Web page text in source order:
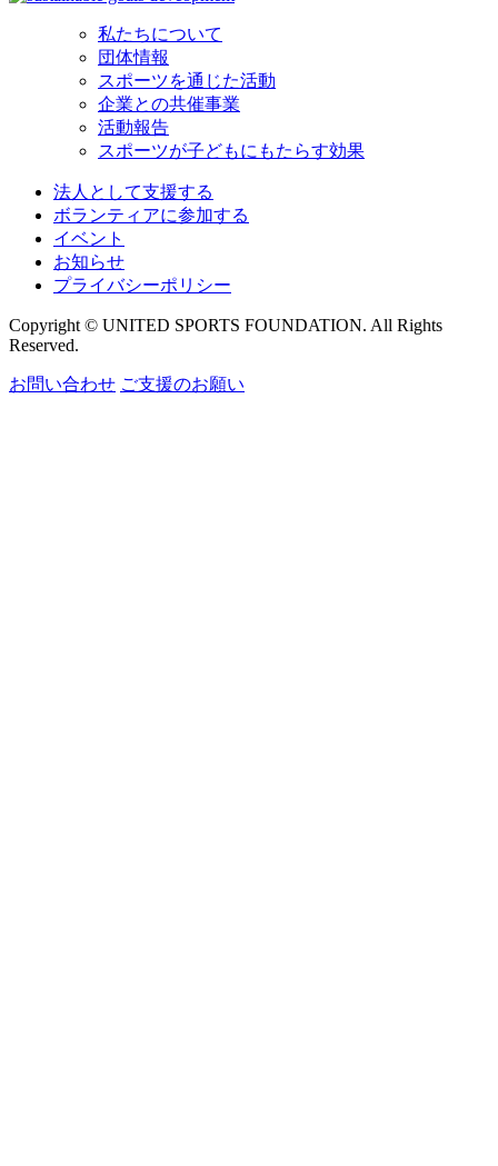
私たちについて
団体情報
スポーツを通じた活動
企業との共催事業
活動報告
スポーツが子どもにもたらす効果
法人として支援する
ボランティアに参加する
イベント
お知らせ
プライバシーポリシー
Copyright © UNITED SPORTS FOUNDATION. All Rights
Reserved.
お問い合わせ ご支援のお願い